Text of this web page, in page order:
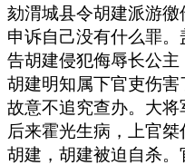
劾渭城县令胡建派游
申诉自己没有什么罪
告胡建侵犯侮辱长公主
胡建明知属下官吏伤
故意不追究查办。大将
后来霍光生病，上官
胡建，胡建被迫自杀。